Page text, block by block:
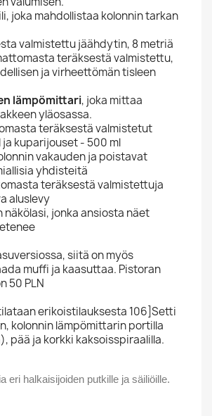
joka mahdollistaa kolonnin tarkan
valmistettu jäähdytin, 8 metriä
teräksestä valmistettu,
ja virheettömän tisleen
lämpömittari, joka mittaa
yläosassa.
teräksestä valmistetut
ja kuparijouset - 500 ml
vakauden ja poistavat
yhdisteitä
teräksestä valmistettuja
aluslevy
näkölasi, jonka ansiosta näet
siitä on myös
muffi ja kaasuttaa. Pistoran
50 PLN
erikoistilauksesta 106]Setti
kolonnin lämpömittarin portilla
pää ja korkki kaksoisspiraalilla.
eri halkaisijoiden putkille ja säiliöille.